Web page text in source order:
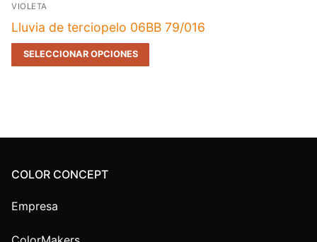
VIOLETA
Lluvia de terciopelo 06BB 79/016
SELECCIONAR OPCIONES
COLOR CONCEPT
Empresa